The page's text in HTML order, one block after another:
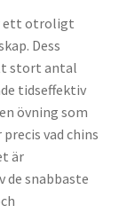
ett otroligt
Dess
stort antal
tidseffektiv
övning som
vad chins
är
de snabbaste